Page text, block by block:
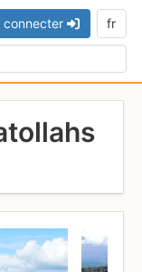
connecter fr